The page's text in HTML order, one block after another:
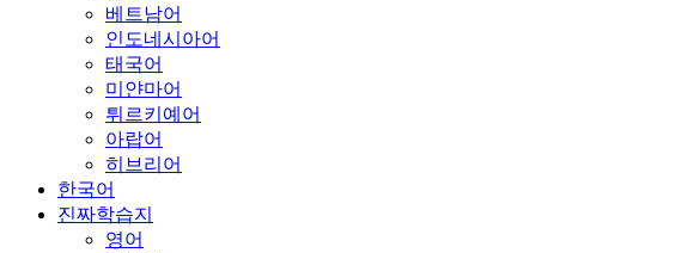
베트남어
인도네시아어
태국어
미얀마어
튀르키예어
아랍어
히브리어
한국어
진짜학습지
영어